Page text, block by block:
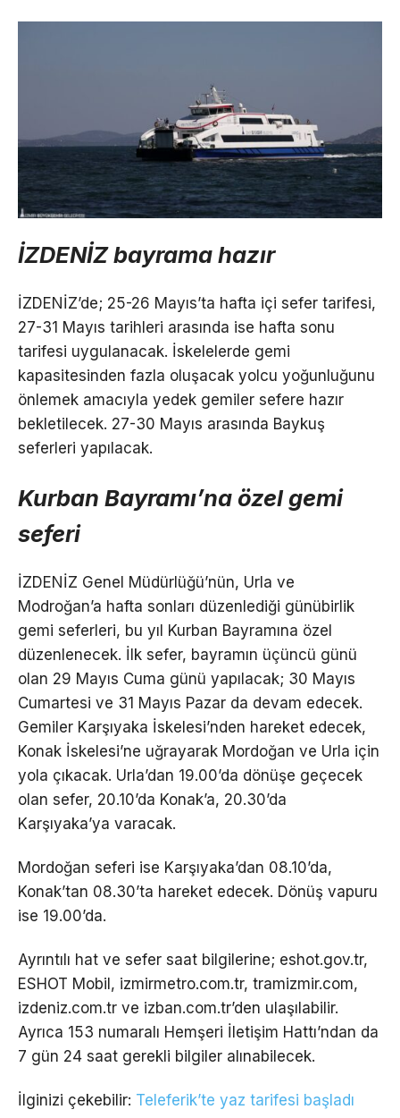
İZDENİZ bayrama hazır
İZDENİZ’de; 25-26 Mayıs’ta hafta içi sefer tarifesi,
27-31 Mayıs tarihleri arasında ise hafta sonu
tarifesi uygulanacak. İskelelerde gemi
kapasitesinden fazla oluşacak yolcu yoğunluğunu
önlemek amacıyla yedek gemiler sefere hazır
bekletilecek. 27-30 Mayıs arasında Baykuş
seferleri yapılacak.
Kurban Bayramı’na özel gemi
seferi
İZDENİZ Genel Müdürlüğü’nün, Urla ve
Modroğan’a hafta sonları düzenlediği günübirlik
gemi seferleri, bu yıl Kurban Bayramına özel
düzenlenecek. İlk sefer, bayramın üçüncü günü
olan 29 Mayıs Cuma günü yapılacak; 30 Mayıs
Cumartesi ve 31 Mayıs Pazar da devam edecek.
Gemiler Karşıyaka İskelesi’nden hareket edecek,
Konak İskelesi’ne uğrayarak Mordoğan ve Urla için
yola çıkacak. Urla’dan 19.00’da dönüşe geçecek
olan sefer, 20.10’da Konak’a, 20.30’da
Karşıyaka’ya varacak.
Mordoğan seferi ise Karşıyaka’dan 08.10’da,
Konak’tan 08.30’ta hareket edecek. Dönüş vapuru
ise 19.00’da.
Ayrıntılı hat ve sefer saat bilgilerine; eshot.gov.tr,
ESHOT Mobil, izmirmetro.com.tr, tramizmir.com,
izdeniz.com.tr ve izban.com.tr’den ulaşılabilir.
Ayrıca 153 numaralı Hemşeri İletişim Hattı’ndan da
7 gün 24 saat gerekli bilgiler alınabilecek.
İlginizi çekebilir: Teleferik’te yaz tarifesi başladı